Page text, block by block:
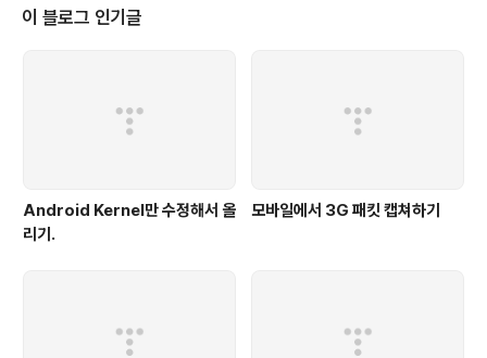
일것입니다. 그러면, 만약 원하는번호에 "1 and 1=1 #" 를 넣는다면,select *
from table where num=1..
이 블로그 인기글
Android Kernel만 수정해서 올
리기.
모바일에서 3G 패킷 캡쳐하기